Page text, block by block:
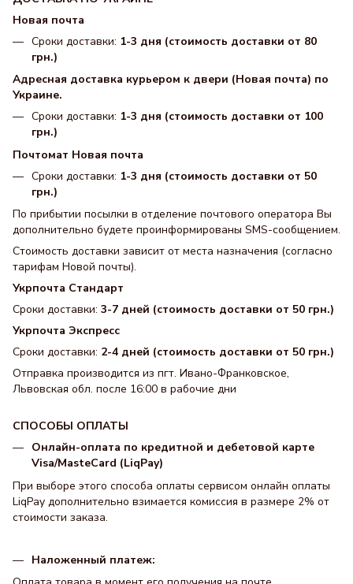
Новая почта
Сроки доставки: 1-3 дня (стоимость доставки от 80
грн.)
Адресная доставка курьером к двери (Новая почта) по
Украине.
Сроки доставки: 1-3 дня (стоимость доставки от 100
грн.)
Почтомат Новая почта
Сроки доставки: 1-3 дня (стоимость доставки от 50
грн.)
По прибытии посылки в отделение почтового оператора Вы
дополнительно будете проинформированы SMS-сообщением.
Стоимость доставки зависит от места назначения (согласно
тарифам Новой почты).
Укрпочта Стандарт
Сроки доставки: 3-7 дней (стоимость доставки от 50 грн.)
Укрпочта Экспресс
Сроки доставки: 2-4 дней (стоимость доставки от 50 грн.)
Отправка производится из пгт. Ивано-Франковское,
Львовская обл. после 16:00 в рабочие дни
СПОСОБЫ ОПЛАТЫ
Онлайн-оплата по кредитной и дебетовой карте
Visa/MasteCard (LiqPay)
При выборе этого способа оплаты сервисом онлайн оплаты
LiqPay дополнительно взимается комиссия в размере 2% от
стоимости заказа.
Наложенный платеж: